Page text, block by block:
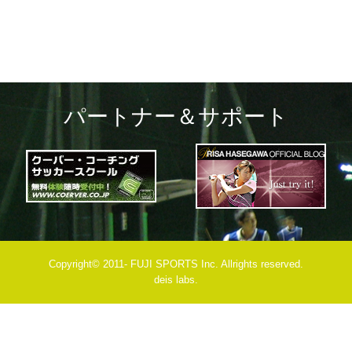
パートナー＆サポート
Copyright© 2011- FUJI SPORTS Inc. Allrights reserved.
deis labs.